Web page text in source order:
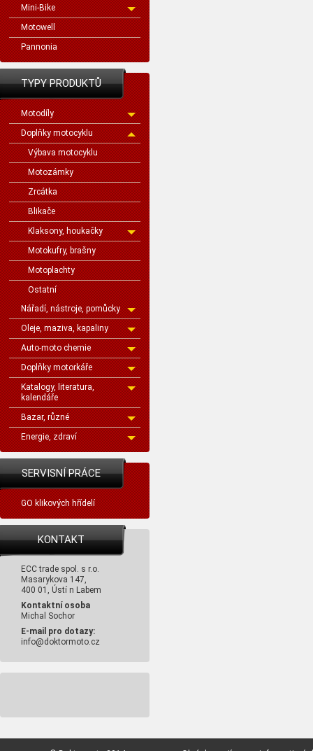
Mini-Bike
Motowell
Pannonia
TYPY PRODUKTŮ
Motodíly
Doplňky motocyklu
Výbava motocyklu
Motozámky
Zrcátka
Blikače
Klaksony, houkačky
Motokufry, brašny
Motoplachty
Ostatní
Nářadí, nástroje, pomůcky
Oleje, maziva, kapaliny
Auto-moto chemie
Doplňky motorkáře
Katalogy, literatura,
kalendáře
Bazar, různé
Energie, zdraví
SERVISNÍ PRÁCE
GO klikových hřídelí
KONTAKT
ECC trade spol. s r.o.
Masarykova 147,
400 01, Ústí n Labem
Kontaktní osoba
Michal Sochor
E-mail pro dotazy:
info@doktormoto.cz